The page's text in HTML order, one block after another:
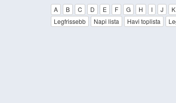
A
B C D E F G H I J K
Legfrissebb
Napi lista Havi toplista